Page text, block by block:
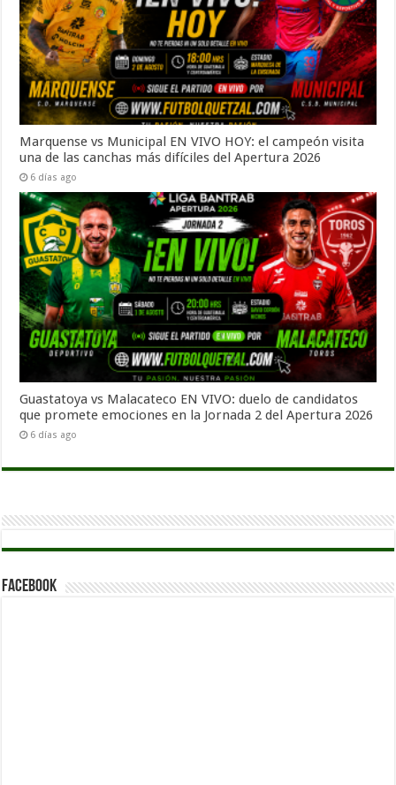
Marquense vs Municipal EN VIVO HOY: el campeón visita
una de las canchas más difíciles del Apertura 2026
6 días ago
Guastatoya vs Malacateco EN VIVO: duelo de candidatos
que promete emociones en la Jornada 2 del Apertura 2026
6 días ago
Facebook